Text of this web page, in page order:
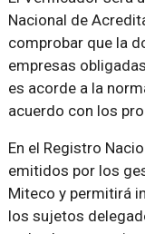
Nacional de
comprobar que la
empresas
es acorde a la
acuerdo con los
En el Registro
emitidos por los
Miteco y permitirá
los sujetos